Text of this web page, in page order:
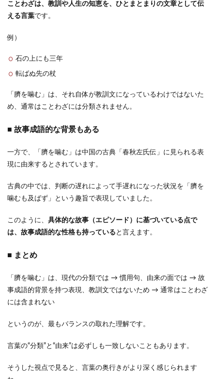
ことわざは、教訓や人生の知恵を、ひとまとまりの文章として伝
える言葉です。
例）
石の上にも三年
転ばぬ先の杖
「臍を噛む」は、それ自体が教訓文になっているわけではないた
め、通常はことわざには分類されません。
■ 故事成語的な背景もある
一方で、「臍を噛む」は中国の古典「春秋左氏伝」に見られる表
現に由来するとされています。
古典の中では、判断の遅れによって手遅れになった状況を「臍を
噛むも及ばず」という趣旨で表現していました。
このように、 具体的な故事（エピソード）に基づいている点で
は、故事成語的な性格も持っている と言えます。
■ まとめ
「臍を噛む」は、現代の分類では → 慣用句、由来の面では → 故
事成語的背景を持つ表現、教訓文ではないため → 通常はことわざ
には含まれない
というのが、最もバランスの取れた理解です。
言葉の“分類”と“由来”は必ずしも一致しないこともあります。
そうした視点で見ると、言葉の奥行きがより深く感じられます